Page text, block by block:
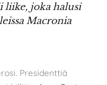
liike, joka halusi
Macronia
Presidenttiä